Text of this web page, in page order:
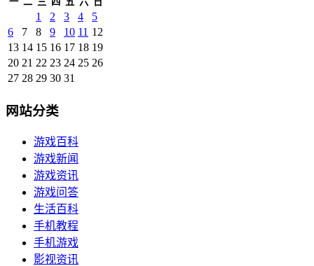
1 2 3 4
5
6
7 8 9 10 11 12
13 14 15 16 17 18 19
20 21 22 23 24 25 26
27 28 29 30 31
网站分类
游戏百科
游戏新闻
游戏资讯
游戏问答
生活百科
手机教程
手机游戏
影视资讯